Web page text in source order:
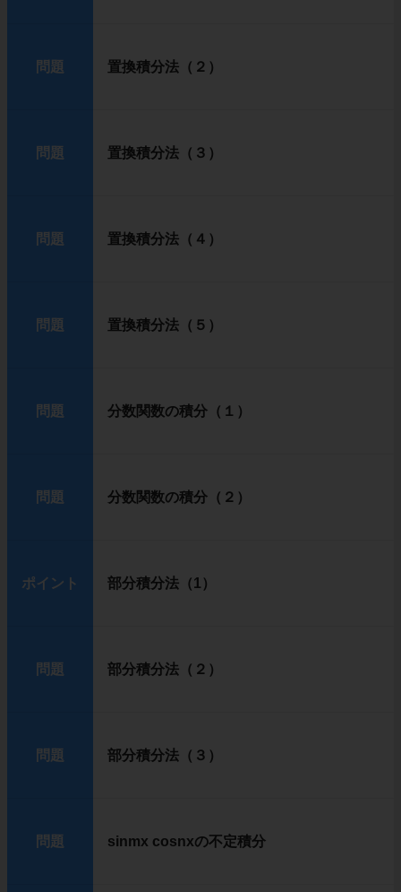
問題 置換積分法（２）
問題 置換積分法（３）
問題 置換積分法（４）
問題 置換積分法（５）
問題 分数関数の積分（１）
問題 分数関数の積分（２）
ポイント 部分積分法（1）
問題 部分積分法（２）
問題 部分積分法（３）
問題 sinmx cosnxの不定積分